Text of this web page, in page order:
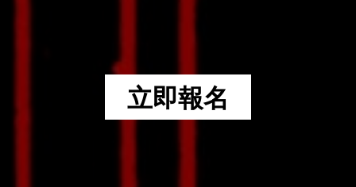
立即報名